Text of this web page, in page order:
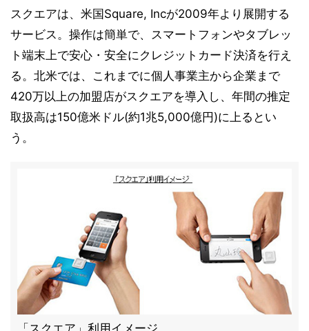
スクエアは、米国Square, Incが2009年より展開する
サービス。操作は簡単で、スマートフォンやタブレッ
ト端末上で安心・安全にクレジットカード決済を行え
る。北米では、これまでに個人事業主から企業まで
420万以上の加盟店がスクエアを導入し、年間の推定
取扱高は150億米ドル(約1兆5,000億円)に上るとい
う。
「スクエア」利用イメージ